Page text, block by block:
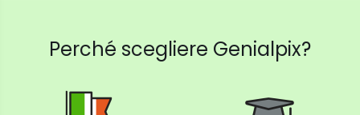
Perché scegliere Genialpix?